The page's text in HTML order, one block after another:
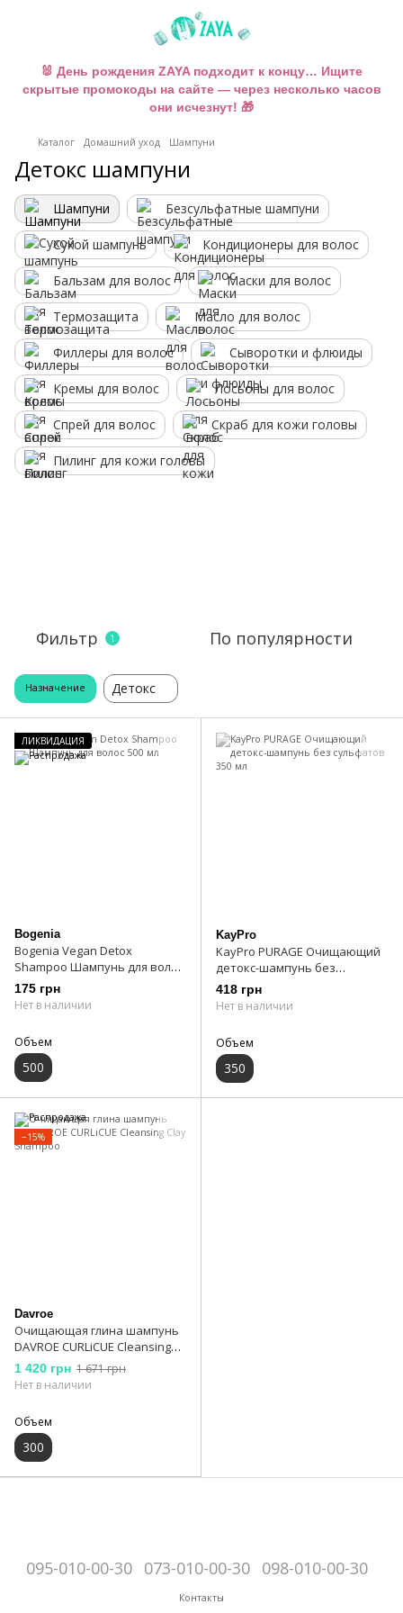
🐰 День рождения ZAYA подходит к концу… Ищите
скрытые промокоды на сайте — через несколько часов
они исчезнут! 🎁
Каталог Домашний уход Шампуни
Детокс шампуни
Шампуни Безсульфатные шампуни
Сухой шампунь Кондиционеры для волос
Бальзам для волос Маски для волос
Термозащита Масло для волос
Филлеры для волос Сыворотки и флюиды
Кремы для волос Лосьоны для волос
Спрей для волос Скраб для кожи головы
Пилинг для кожи головы
Фильтр 1 По популярности
Назначение Детокс
ЛИКВИДАЦИЯ
Bogenia
Bogenia Vegan Detox
Shampoo Шампунь для волос
500 мл
175 грн
Нет в наличии
Объем
500
KayPro
KayPro PURAGE Очищающий
детокс-шампунь без
сульфатов 350 мл
418 грн
Нет в наличии
Объем
350
−15%
Davroe
Очищающая глина шампунь
DAVROE CURLiCUE Cleansing
Clay Shampoo
1 420 грн 1 671 грн
Нет в наличии
Объем
300
095-010-00-30 073-010-00-30 098-010-00-30
Контакты